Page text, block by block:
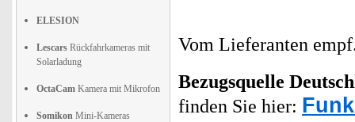
ELESION
Lescars Rückfahrkameras mit
Solarladung
OctaCam Kamera mit Mikrofon
Somikon Mini-Kameras
Vom Lieferanten
Bezugsquelle
finden Sie hier: